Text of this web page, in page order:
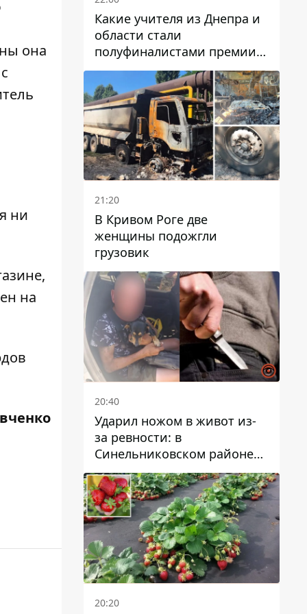
она
ни
на
Какие учителя из Днепра и
области стали
полуфиналистами премии
Global Teacher Prize Ukraine
2026
21:20
В Кривом Роге две
женщины подожгли
грузовик
20:40
Ударил ножом в живот из-
за ревности: в
Синельниковском районе
задержали 49-летнего
мужчину за убийство
20:20